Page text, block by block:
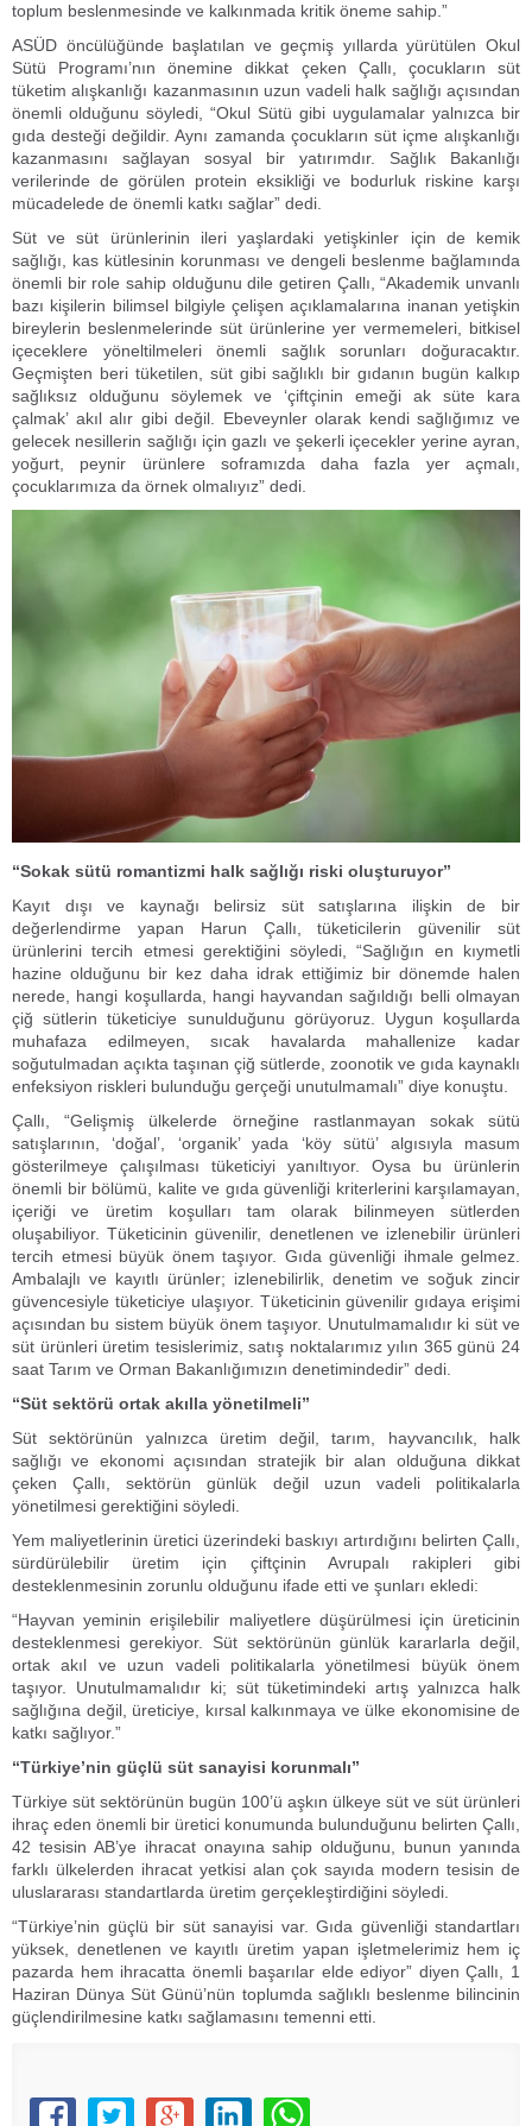
toplum beslenmesinde ve kalkınmada kritik öneme sahip.”
ASÜD öncülüğünde başlatılan ve geçmiş yıllarda yürütülen Okul
Sütü Programı’nın önemine dikkat çeken Çallı, çocukların süt
tüketim alışkanlığı kazanmasının uzun vadeli halk sağlığı açısından
önemli olduğunu söyledi, “Okul Sütü gibi uygulamalar yalnızca bir
gıda desteği değildir. Aynı zamanda çocukların süt içme alışkanlığı
kazanmasını sağlayan sosyal bir yatırımdır. Sağlık Bakanlığı
verilerinde de görülen protein eksikliği ve bodurluk riskine karşı
mücadelede de önemli katkı sağlar” dedi.
Süt ve süt ürünlerinin ileri yaşlardaki yetişkinler için de kemik
sağlığı, kas kütlesinin korunması ve dengeli beslenme bağlamında
önemli bir role sahip olduğunu dile getiren Çallı, “Akademik unvanlı
bazı kişilerin bilimsel bilgiyle çelişen açıklamalarına inanan yetişkin
bireylerin beslenmelerinde süt ürünlerine yer vermemeleri, bitkisel
içeceklere yöneltilmeleri önemli sağlık sorunları doğuracaktır.
Geçmişten beri tüketilen, süt gibi sağlıklı bir gıdanın bugün kalkıp
sağlıksız olduğunu söylemek ve ‘çiftçinin emeği ak süte kara
çalmak’ akıl alır gibi değil. Ebeveynler olarak kendi sağlığımız ve
gelecek nesillerin sağlığı için gazlı ve şekerli içecekler yerine ayran,
yoğurt, peynir ürünlere soframızda daha fazla yer açmalı,
çocuklarımıza da örnek olmalıyız” dedi.
“Sokak sütü romantizmi halk sağlığı riski oluşturuyor”
Kayıt dışı ve kaynağı belirsiz süt satışlarına ilişkin de bir
değerlendirme yapan Harun Çallı, tüketicilerin güvenilir süt
ürünlerini tercih etmesi gerektiğini söyledi, “Sağlığın en kıymetli
hazine olduğunu bir kez daha idrak ettiğimiz bir dönemde halen
nerede, hangi koşullarda, hangi hayvandan sağıldığı belli olmayan
çiğ sütlerin tüketiciye sunulduğunu görüyoruz. Uygun koşullarda
muhafaza edilmeyen, sıcak havalarda mahallenize kadar
soğutulmadan açıkta taşınan çiğ sütlerde, zoonotik ve gıda kaynaklı
enfeksiyon riskleri bulunduğu gerçeği unutulmamalı” diye konuştu.
Çallı, “Gelişmiş ülkelerde örneğine rastlanmayan sokak sütü
satışlarının, ‘doğal’, ‘organik’ yada ‘köy sütü’ algısıyla masum
gösterilmeye çalışılması tüketiciyi yanıltıyor. Oysa bu ürünlerin
önemli bir bölümü, kalite ve gıda güvenliği kriterlerini karşılamayan,
içeriği ve üretim koşulları tam olarak bilinmeyen sütlerden
oluşabiliyor. Tüketicinin güvenilir, denetlenen ve izlenebilir ürünleri
tercih etmesi büyük önem taşıyor. Gıda güvenliği ihmale gelmez.
Ambalajlı ve kayıtlı ürünler; izlenebilirlik, denetim ve soğuk zincir
güvencesiyle tüketiciye ulaşıyor. Tüketicinin güvenilir gıdaya erişimi
açısından bu sistem büyük önem taşıyor. Unutulmamalıdır ki süt ve
süt ürünleri üretim tesislerimiz, satış noktalarımız yılın 365 günü 24
saat Tarım ve Orman Bakanlığımızın denetimindedir” dedi.
“Süt sektörü ortak akılla yönetilmeli”
Süt sektörünün yalnızca üretim değil, tarım, hayvancılık, halk
sağlığı ve ekonomi açısından stratejik bir alan olduğuna dikkat
çeken Çallı, sektörün günlük değil uzun vadeli politikalarla
yönetilmesi gerektiğini söyledi.
Yem maliyetlerinin üretici üzerindeki baskıyı artırdığını belirten Çallı,
sürdürülebilir üretim için çiftçinin Avrupalı rakipleri gibi
desteklenmesinin zorunlu olduğunu ifade etti ve şunları ekledi:
“Hayvan yeminin erişilebilir maliyetlere düşürülmesi için üreticinin
desteklenmesi gerekiyor. Süt sektörünün günlük kararlarla değil,
ortak akıl ve uzun vadeli politikalarla yönetilmesi büyük önem
taşıyor. Unutulmamalıdır ki; süt tüketimindeki artış yalnızca halk
sağlığına değil, üreticiye, kırsal kalkınmaya ve ülke ekonomisine de
katkı sağlıyor.”
“Türkiye’nin güçlü süt sanayisi korunmalı”
Türkiye süt sektörünün bugün 100’ü aşkın ülkeye süt ve süt ürünleri
ihraç eden önemli bir üretici konumunda bulunduğunu belirten Çallı,
42 tesisin AB’ye ihracat onayına sahip olduğunu, bunun yanında
farklı ülkelerden ihracat yetkisi alan çok sayıda modern tesisin de
uluslararası standartlarda üretim gerçekleştirdiğini söyledi.
“Türkiye’nin güçlü bir süt sanayisi var. Gıda güvenliği standartları
yüksek, denetlenen ve kayıtlı üretim yapan işletmelerimiz hem iç
pazarda hem ihracatta önemli başarılar elde ediyor” diyen Çallı, 1
Haziran Dünya Süt Günü’nün toplumda sağlıklı beslenme bilincinin
güçlendirilmesine katkı sağlamasını temenni etti.